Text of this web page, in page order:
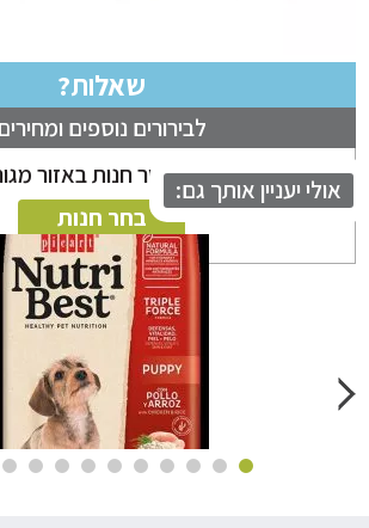
שאלות?
לבירורים נוספים ומחירים
ניתן לבחור חנות באזור מגוריך
בחר חנות
יעניין אותך גם: